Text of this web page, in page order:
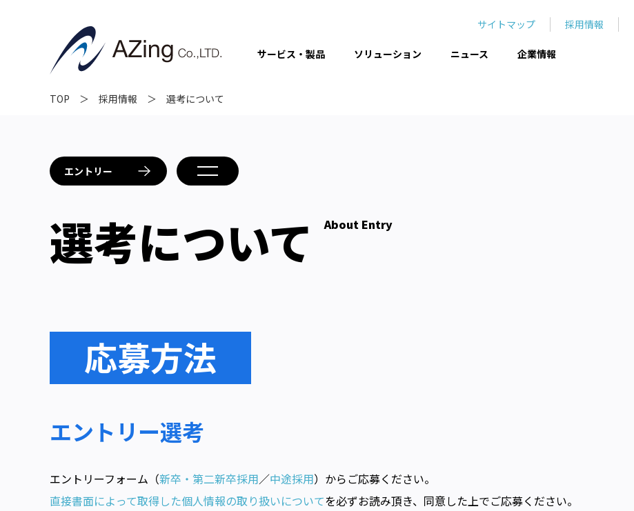
サイトマップ 採用情報
サービス・製品 ソリューション ニュース 企業情報
TOP 採用情報 選考について
エントリー
選考について About Entry
応募方法
エントリー選考
エントリーフォーム（新卒・第二新卒採用／中途採用）からご応募ください。
直接書面によって取得した個人情報の取り扱いについてを必ずお読み頂き、同意した上でご応募ください。